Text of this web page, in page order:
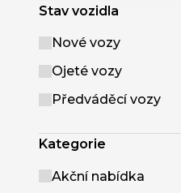
Stav vozidla
Nové vozy
Ojeté vozy
Předváděcí vozy
Kategorie
Akční nabídka